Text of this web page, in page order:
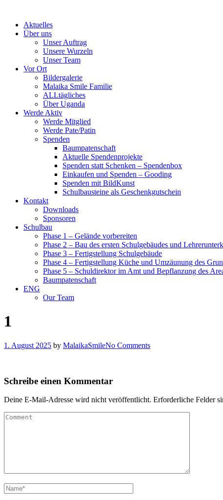
contentAktuelles
Über uns
Unser Auftrag
Unsere Wurzeln
Unser Team
Vor Ort
Bildergalerie
Malaika Smile Familie
ALLtägliches
Über Uganda
Werde Aktiv
Werde Mitglied
Werde Pate/Patin
Spenden
Baumpatenschaft
Aktuelle Spendenprojekte
Spenden statt Schenken – Spendenbox
Einkaufen und Spenden – Gooding
Spenden mit BildKunst
Schulbausteine als Geschenkgutschein
Kontakt
Downloads
Sponsoren
Schulbau
Phase 1 – Gelände vorbereiten
Phase 2 – Bau des ersten Schulgebäudes und
Phase 3 – Fertigstellung Schulgebäude
Phase 4 – Fertigstellung Küche und Umzäunung des
Phase 5 – Schuldirektor im Amt und Bepflanzung des
Baumpatenschaft
ENG
Our Team
1
1. August 2025 by MalaikaSmileNo Comments
Schreibe einen Kommentar
Deine E-Mail-Adresse wird nicht veröffentlicht. Erforderliche Felder